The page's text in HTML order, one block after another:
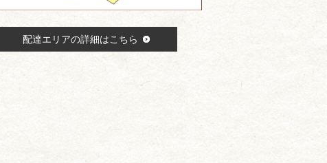
配達エリアの詳細はこちら